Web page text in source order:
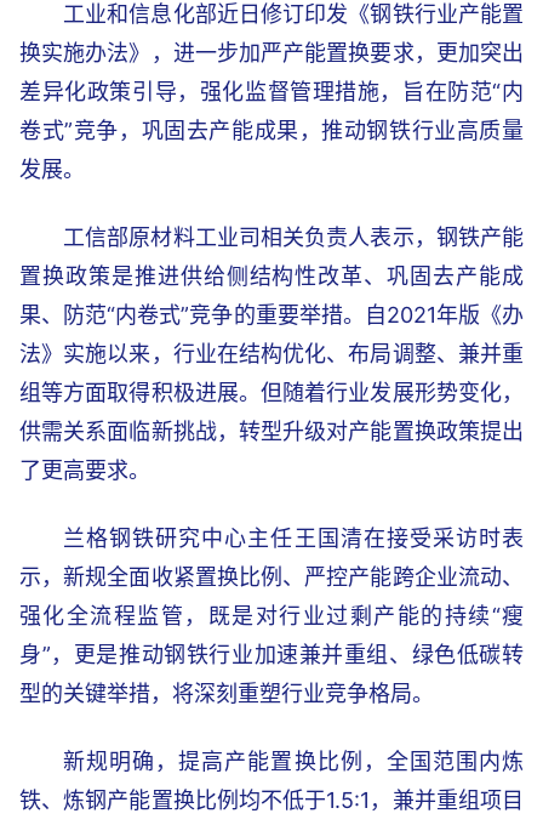
工业和信息化部近日修订印发《钢铁行业产能置
换实施办法》，进一步加严产能置换要求，更加突出
差异化政策引导，强化监督管理措施，旨在防范“内
卷式”竞争，巩固去产能成果，推动钢铁行业高质量
发展。
工信部原材料工业司相关负责人表示，钢铁产能
置换政策是推进供给侧结构性改革、巩固去产能成
果、防范“内卷式”竞争的重要举措。自2021年版《办
法》实施以来，行业在结构优化、布局调整、兼并重
组等方面取得积极进展。但随着行业发展形势变化，
供需关系面临新挑战，转型升级对产能置换政策提出
了更高要求。
兰格钢铁研究中心主任王国清在接受采访时表
示，新规全面收紧置换比例、严控产能跨企业流动、
强化全流程监管，既是对行业过剩产能的持续“瘦
身”，更是推动钢铁行业加速兼并重组、绿色低碳转
型的关键举措，将深刻重塑行业竞争格局。
新规明确，提高产能置换比例，全国范围内炼
铁、炼钢产能置换比例均不低于1.5:1，兼并重组项目